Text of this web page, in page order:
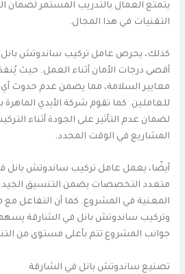
يتمتع العمال بالتدريب المستمر لضمان
التقنيات في هذا المجال.
كذلك، يحرص عامل تركيب ساندوتش بانل
أقصى درجات الأمان أثناء العمل. حيث
معايير السلامة، مما يضمن عدم حدوث أي
للعاملين. كما تقوم شركة الأيدي الماهرة
لضمان عدم التأثير على الجودة أثناء
المشاريع في الوقت المحدد.
أيضًا، يعمل عامل تركيب ساندوتش بانل
متعدد التخصصات يضمن التنسيق الجيد
المعنية في المشروع. كما أن التفاعل
وتركيب ساندوتش بانل في الشارقة
جوانب المشروع تتم بأعلى مستوى من
تصنيع ساندوتش بانل في الشارقة